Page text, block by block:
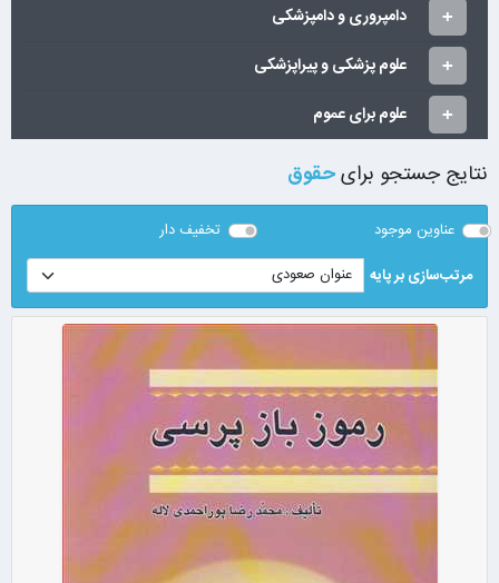
دامپروری و دامپزشکی
علوم پزشکی و پیراپزشکی
علوم برای عموم
نتایج جستجو برایحقوق
عناوین موجود
تخفیف دار
مرتب‌سازی بر پایه